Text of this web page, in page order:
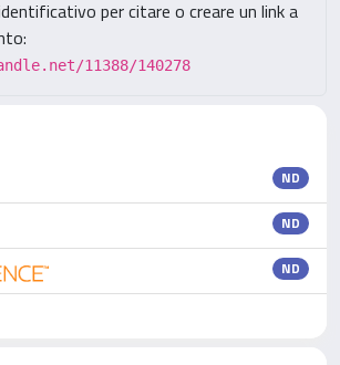
per citare o creare un link a
11388/140278
ND
ND
ND